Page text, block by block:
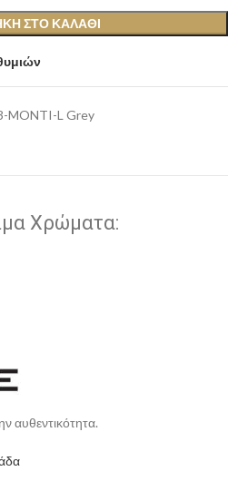
ΣΤΟ ΚΑΛΆΘΙ
MONTI-L Grey
Χρώματα:
αυθεντικότητα.